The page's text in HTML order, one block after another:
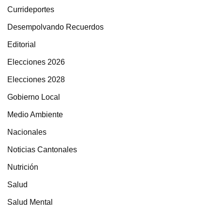
Currideportes
Desempolvando Recuerdos
Editorial
Elecciones 2026
Elecciones 2028
Gobierno Local
Medio Ambiente
Nacionales
Noticias Cantonales
Nutrición
Salud
Salud Mental